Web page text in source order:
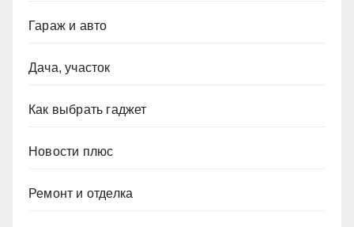
Гараж и авто
Дача, участок
Как выбрать гаджет
Новости плюс
Ремонт и отделка